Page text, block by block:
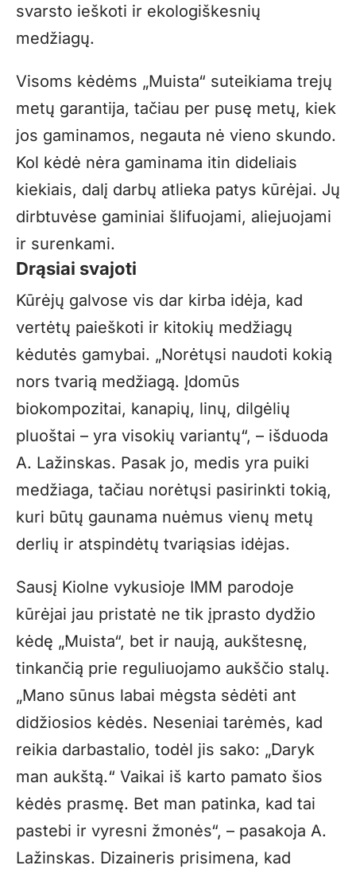
svarsto ieškoti ir ekologiškesnių
medžiagų.
Visoms kėdėms „Muista“ suteikiama trejų
metų garantija, tačiau per pusę metų, kiek
jos gaminamos, negauta nė vieno skundo.
Kol kėdė nėra gaminama itin dideliais
kiekiais, dalį darbų atlieka patys kūrėjai. Jų
dirbtuvėse gaminiai šlifuojami, aliejuojami
ir surenkami.
Drąsiai svajoti
Kūrėjų galvose vis dar kirba idėja, kad
vertėtų paieškoti ir kitokių medžiagų
kėdutės gamybai. „Norėtųsi naudoti kokią
nors tvarią medžiagą. Įdomūs
biokompozitai, kanapių, linų, dilgėlių
pluoštai – yra visokių variantų“, – išduoda
A. Lažinskas. Pasak jo, medis yra puiki
medžiaga, tačiau norėtųsi pasirinkti tokią,
kuri būtų gaunama nuėmus vienų metų
derlių ir atspindėtų tvariąsias idėjas.
Sausį Kiolne vykusioje IMM parodoje
kūrėjai jau pristatė ne tik įprasto dydžio
kėdę „Muista“, bet ir naują, aukštesnę,
tinkančią prie reguliuojamo aukščio stalų.
„Mano sūnus labai mėgsta sėdėti ant
didžiosios kėdės. Neseniai tarėmės, kad
reikia darbastalio, todėl jis sako: „Daryk
man aukštą.“ Vaikai iš karto pamato šios
kėdės prasmę. Bet man patinka, kad tai
pastebi ir vyresni žmonės“, – pasakoja A.
Lažinskas. Dizaineris prisimena, kad